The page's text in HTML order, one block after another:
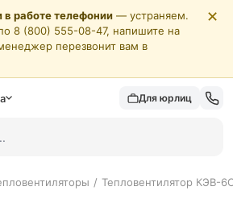
работе телефонии — устраняем.
8 (800) 555-08-47, напишите на
перезвонит вам в
✕
Для юрлиц
/ Тепловентилятор КЭВ-